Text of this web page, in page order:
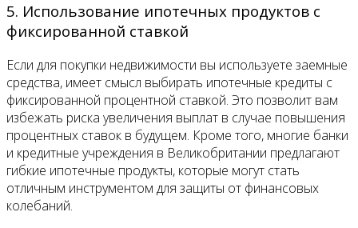
5. Использование ипотечных продуктов с
фиксированной ставкой
Если для покупки недвижимости вы используете заемные
средства, имеет смысл выбирать ипотечные кредиты с
фиксированной процентной ставкой. Это позволит вам
избежать риска увеличения выплат в случае повышения
процентных ставок в будущем. Кроме того, многие банки
и кредитные учреждения в Великобритании предлагают
гибкие ипотечные продукты, которые могут стать
отличным инструментом для защиты от финансовых
колебаний.